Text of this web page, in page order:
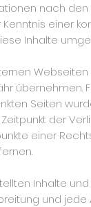
nach
einer
Inhalte
übernehmen.
Seiten
der
einer
Inhalte
und